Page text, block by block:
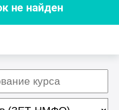
не найден